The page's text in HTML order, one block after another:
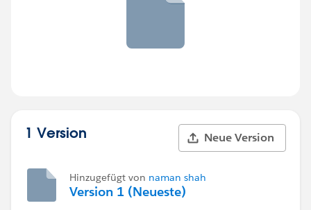
1 Version Neue Version
Hinzugefügt von naman shah
Version 1 (Neueste)